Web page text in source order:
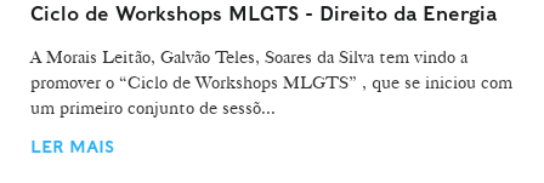
Ciclo de Workshops MLGTS - Direito da Energia
A Morais Leitão, Galvão Teles, Soares da Silva tem vindo a
promover o “Ciclo de Workshops MLGTS” , que se iniciou com
um primeiro conjunto de sessõ...
LER MAIS